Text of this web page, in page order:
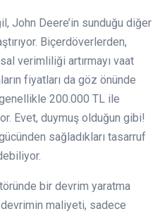
John Deere’in sunduğu diğer
Biçerdöverlerden,
verimliliği artırmayı vaat
fiyatları da göz önünde
200.000 TL ile
Evet, duymuş olduğun gibi!
sağladıkları tasarruf
bir devrim yaratma
maliyeti, sadece